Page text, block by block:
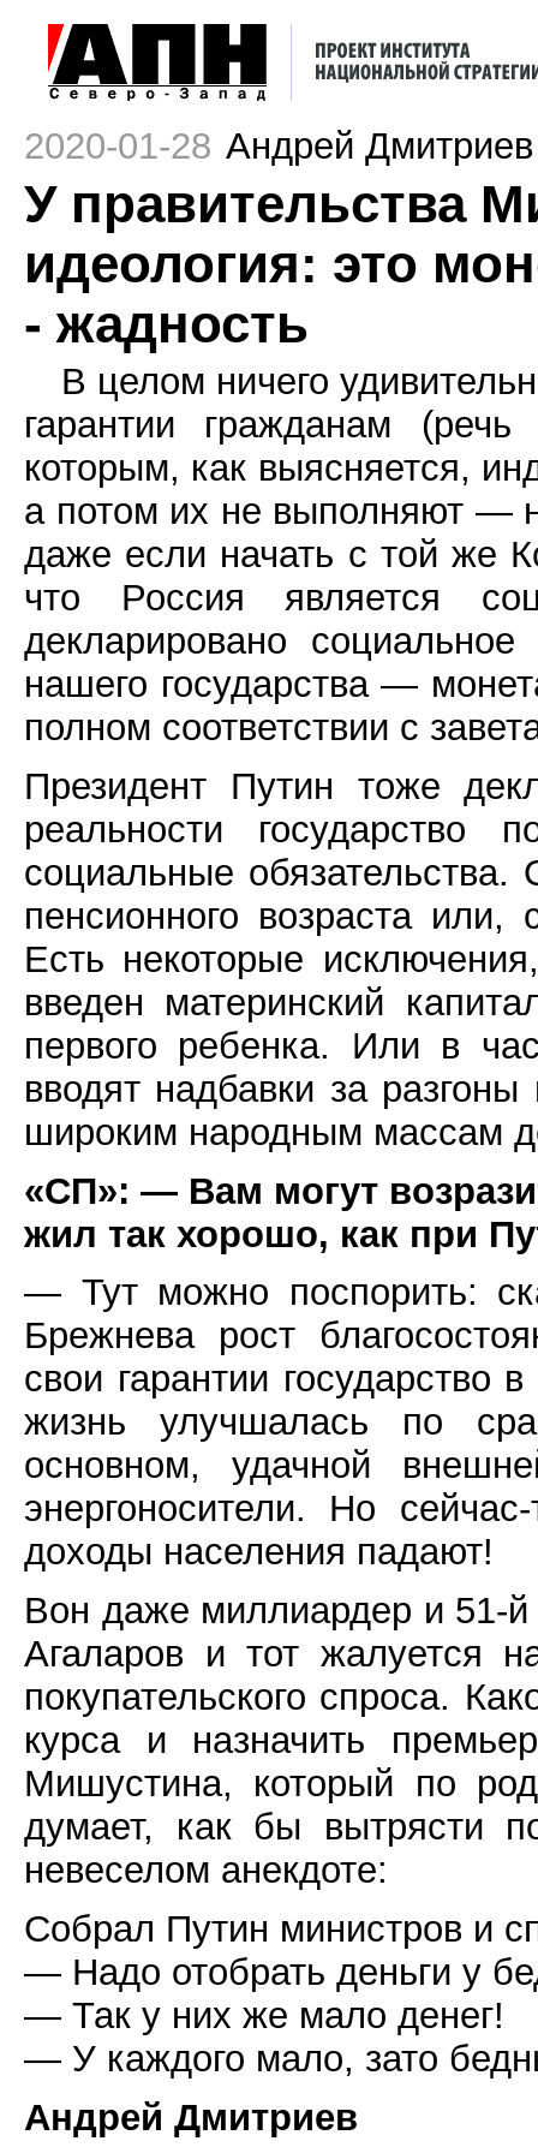
2020-01-28 Андрей Дмитриев
У правительства
идеология: это
- жадность
В целом ничего
гарантии гражданам
которым, как выясняется,
а потом их не выполняют —
даже если начать с той же
что Россия является
декларировано
нашего государства —
полном соответствии с
Президент Путин тоже
реальности
социальные
пенсионного возраста
Есть некоторые
введен материнский
первого ребенка. Или в
вводят надбавки за
широким народным массам
«СП»: — Вам могут
жил так хорошо, как при
— Тут можно поспорить:
Брежнева рост
свои гарантии
жизнь улучшалась по
основном, удачной
энергоносители. Но
доходы населения падают!
Вон даже миллиардер и 51-
Агаларов и тот жалуется
покупательского спроса.
курса и назначить
Мишустина, который по
думает, как бы вытрясти
невеселом анекдоте:
Собрал Путин министров и
— Надо отобрать деньги у
— Так у них же мало денег!
— У каждого мало, зато
Андрей Дмитриев